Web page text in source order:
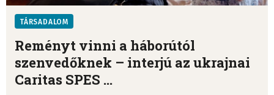
TÁRSADALOM
Reményt vinni a háborútól
szenvedőknek – interjú az ukrajnai
Caritas SPES ...